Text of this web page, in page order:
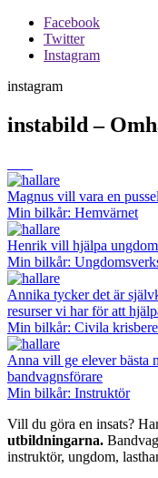
Facebook
Twitter
Instagram
instagram
instabild –
Magnus vill vara en
Min bilkår: Hemvärnet
Henrik vill hjälpa
Min bilkår:
Annika tycker det är
resurser vi har för att
Min bilkår: Civila
Anna vill ge elever bästa
bandvagnsförare
Min bilkår: Instruktör
Vill du göra en insats?
utbildningarna.
instruktör, ungdom,